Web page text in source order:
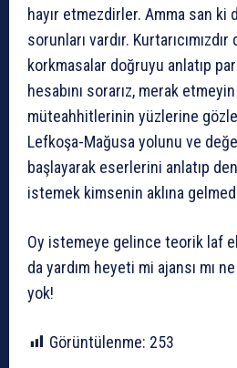
hayır etmezdirler. Amma san ki
sorunları vardır.
korkmasalar doğruyu anlatıp
hesabını sorarız, merak
müteahhitlerinin yüzlerine
Lefkoşa-Mağusa yolunu ve
başlayarak eserlerini anlatıp
istemek kimsenin aklına
Oy istemeye gelince teorik laf
da yardım heyeti mi ajansı mı
yok!
Görüntülenme: 253